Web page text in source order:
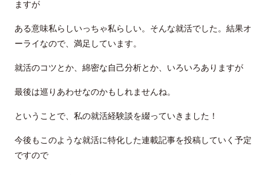
ますが
ある意味私らしいっちゃ私らしい。そんな就活でした。結果オ
ーライなので、満足しています。
就活のコツとか、綿密な自己分析とか、いろいろありますが
最後は巡りあわせなのかもしれませんね。
ということで、私の就活経験談を綴っていきました！
今後もこのような就活に特化した連載記事を投稿していく予定
ですので